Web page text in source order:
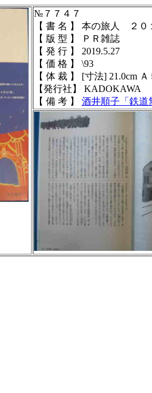
№７７４７
【 書 名 】 本の旅人 ２０
【 版 型 】 ＰＲ雑誌
【 発 行 】 2019.5.27
【 価 格 】 \93
【 体 裁 】
[寸法] 21.0cm
【発行社】 KADOKAWA
【 備 考 】
酒井順子 「鉄